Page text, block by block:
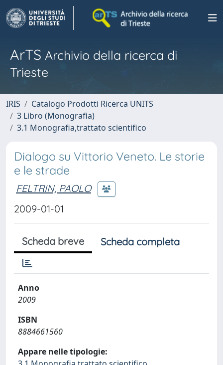
ArTS Archivio della ricerca di
Trieste
IRIS
Catalogo Prodotti Ricerca UNITS
3 Libro (Monografia)
3.1 Monografia,trattato scientifico
Dialogo su Vittorio Veneto. Le storie
e le strade
FELTRIN, PAOLO
2009-01-01
Scheda breve Scheda completa
Anno
2009
ISBN
8884661560
Appare nelle tipologie: